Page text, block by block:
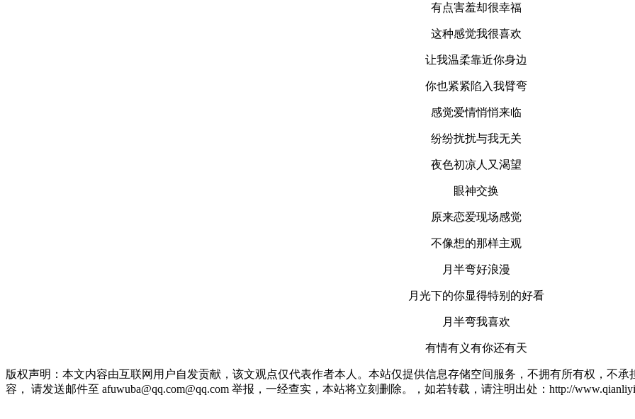
有点害羞却很幸福
这种感觉我很喜欢
让我温柔靠近你身边
你也紧紧陷入我臂弯
感觉爱情悄悄来临
纷纷扰扰与我无关
夜色初凉人又渴望
眼神交换
原来恋爱现场感觉
不像想的那样主观
月半弯好浪漫
月光下的你显得特别的好看
月半弯我喜欢
有情有义有你还有天
版权声明：本文内容由互联网用户自发贡献，该文观点仅代表作者本人。本站仅提供信息存储空间服务，不拥有所有权，不
容， 请发送邮件至 afuwuba@qq.com@qq.com 举报，一经查实，本站将立刻删除。，如若转载，请注明出处：http://